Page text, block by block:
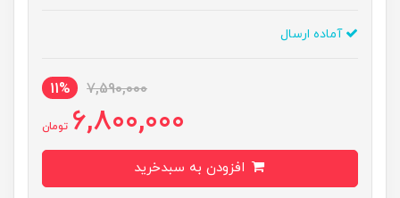
آماده ارسال
7,590,000
11%
6,800,000 تومان